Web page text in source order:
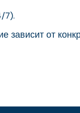
7).
от